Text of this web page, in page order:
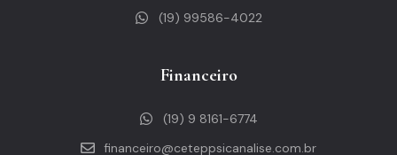
(19) 99586-4022
Financeiro
(19) 9 8161-6774
financeiro@ceteppsicanalise.com.br